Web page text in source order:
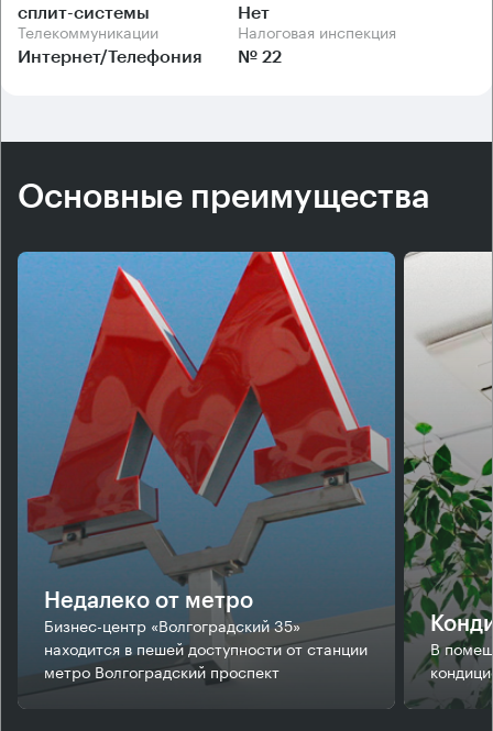
сплит-системы Нет
Телекоммуникации
Интернет/Телефония
Налоговая инспекция
№ 22
Основные преимущества
Недалеко от метро
Бизнес-центр «Волгоградский 35»
находится в пешей доступности от станции
метро Волгоградский проспект
В